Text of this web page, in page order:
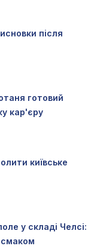
після
готовий
кар'єру
київське
у складі Челсі: